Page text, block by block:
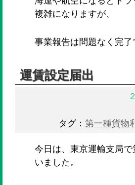
複雑になりますが、
事業報告は問題なく完了
運賃設定届出
タグ： 第一種貨物
今日は、東京運輸支局
いました。